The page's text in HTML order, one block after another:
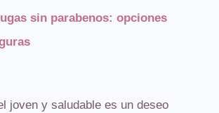
sin parabenos: opciones
joven y saludable es un deseo